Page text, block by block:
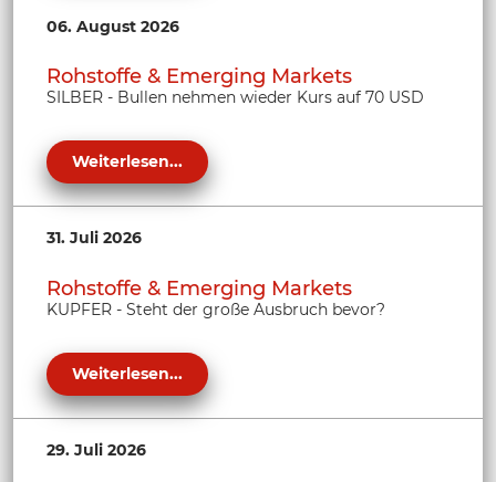
06. August 2026
Rohstoffe & Emerging Markets
SILBER - Bullen nehmen wieder Kurs auf 70 USD
Weiterlesen...
31. Juli 2026
Rohstoffe & Emerging Markets
KUPFER - Steht der große Ausbruch bevor?
Weiterlesen...
29. Juli 2026